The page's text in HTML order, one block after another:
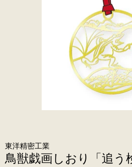
東洋精密工業
鳥獣戯画しおり「追う